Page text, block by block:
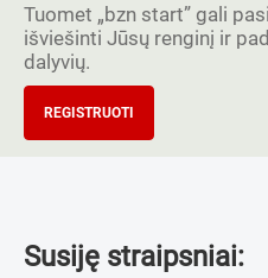
Tuomet „bzn start” gali
išviešinti Jūsų renginį ir
dalyvių.
REGISTRUOTI
Susiję straipsniai: